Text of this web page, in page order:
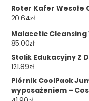
Roter Kafer
20.64zł
Malacetic Cleansing
85.00zł
Stolik Edukacyjny Z
121.89zł
Piórnik CoolPack
wyposażeniem –